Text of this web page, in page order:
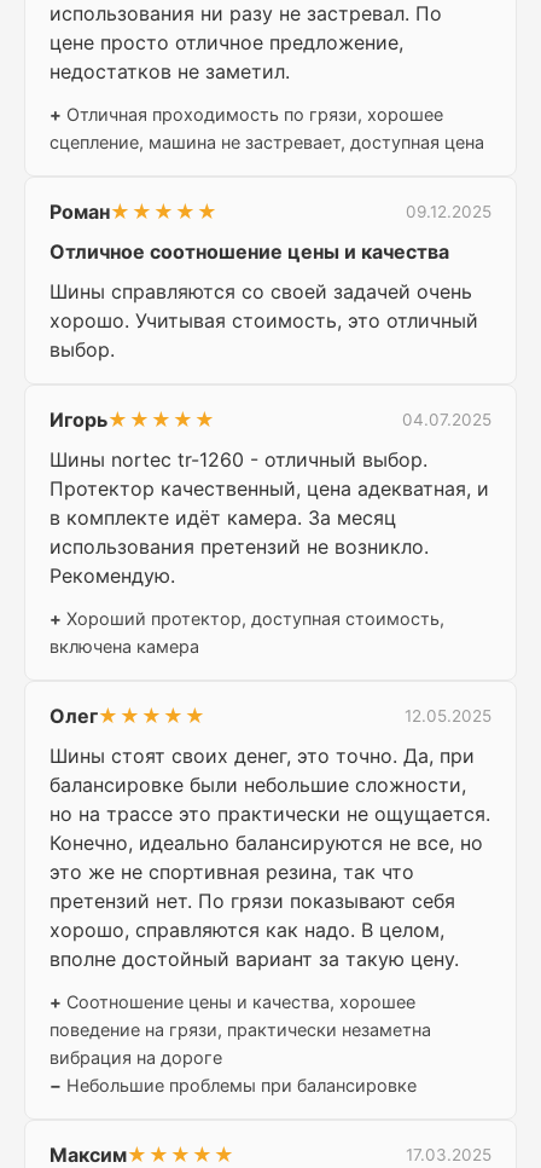
использования ни разу не застревал. По
цене просто отличное предложение,
недостатков не заметил.
+ Отличная проходимость по грязи, хорошее
сцепление, машина не застревает, доступная цена
Роман★★★★★ 09.12.2025
Отличное соотношение цены и качества
Шины справляются со своей задачей очень
хорошо. Учитывая стоимость, это отличный
выбор.
Игорь★★★★★ 04.07.2025
Шины nortec tr-1260 - отличный выбор.
Протектор качественный, цена адекватная, и
в комплекте идёт камера. За месяц
использования претензий не возникло.
Рекомендую.
+ Хороший протектор, доступная стоимость,
включена камера
Олег★★★★★ 12.05.2025
Шины стоят своих денег, это точно. Да, при
балансировке были небольшие сложности,
но на трассе это практически не ощущается.
Конечно, идеально балансируются не все, но
это же не спортивная резина, так что
претензий нет. По грязи показывают себя
хорошо, справляются как надо. В целом,
вполне достойный вариант за такую цену.
+ Соотношение цены и качества, хорошее
поведение на грязи, практически незаметна
вибрация на дороге
− Небольшие проблемы при балансировке
Максим★★★★★ 17.03.2025